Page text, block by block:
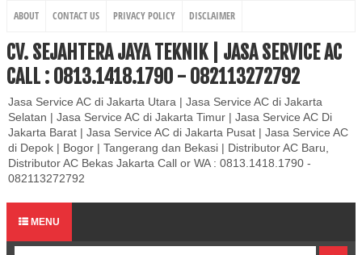
ABOUT CONTACT US PRIVACY POLICY DISCLAIMER
CV. SEJAHTERA JAYA TEKNIK | JASA SERVICE AC
CALL : 0813.1418.1790 - 082113272792
Jasa Service AC di Jakarta Utara | Jasa Service AC di Jakarta
Selatan | Jasa Service AC di Jakarta Timur | Jasa Service AC Di
Jakarta Barat | Jasa Service AC di Jakarta Pusat | Jasa Service AC
di Depok | Bogor | Tangerang dan Bekasi | Distributor AC Baru,
Distributor AC Bekas Jakarta Call or WA : 0813.1418.1790 -
082113272792
MENU